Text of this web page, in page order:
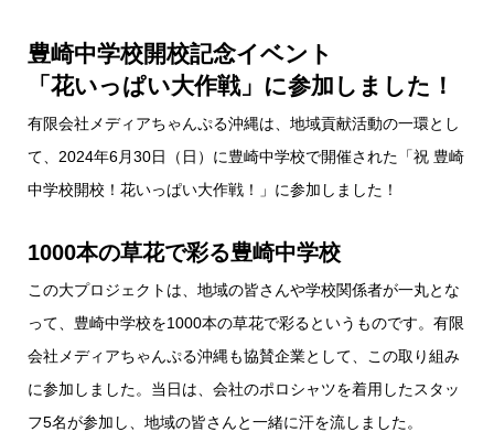
豊崎中学校開校記念イベント
「花いっぱい大作戦」に参加しました！
有限会社メディアちゃんぷる沖縄は、地域貢献活動の一環とし
て、2024年6月30日（日）に豊崎中学校で開催された「祝 豊崎
中学校開校！花いっぱい大作戦！」に参加しました！
1000本の草花で彩る豊崎中学校
この大プロジェクトは、地域の皆さんや学校関係者が一丸とな
って、豊崎中学校を1000本の草花で彩るというものです。有限
会社メディアちゃんぷる沖縄も協賛企業として、この取り組み
に参加しました。当日は、会社のポロシャツを着用したスタッ
フ5名が参加し、地域の皆さんと一緒に汗を流しました。